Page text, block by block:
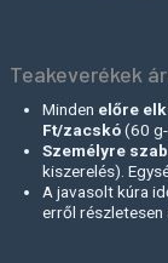
Teakeverékek
Minden előre
Ft/zacskó(60
Személyre
kiszerelés).
A javasolt kúra
erről részletesen